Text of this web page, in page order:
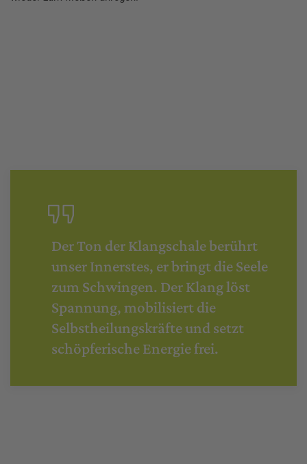
Der Ton der Klangschale berührt
unser Innerstes, er bringt die Seele
zum Schwingen. Der Klang löst
Spannung, mobilisiert die
Selbstheilungskräfte und setzt
schöpferische Energie frei.